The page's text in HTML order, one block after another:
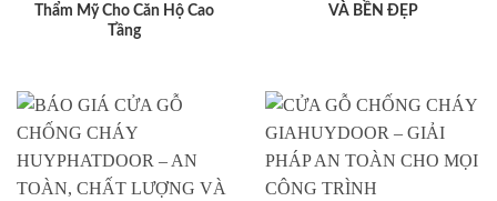
Thẩm Mỹ Cho Căn Hộ Cao
Tầng
VÀ BỀN ĐẸP